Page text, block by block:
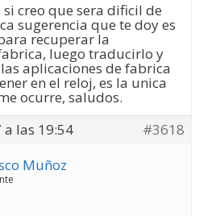
creo que sera dificil de
sugerencia que te doy es
recuperar la
luego traducirlo y
aplicaciones de fabrica
en el reloj, es la unica
ocurre, saludos.
las 19:54
#3618
Muñoz